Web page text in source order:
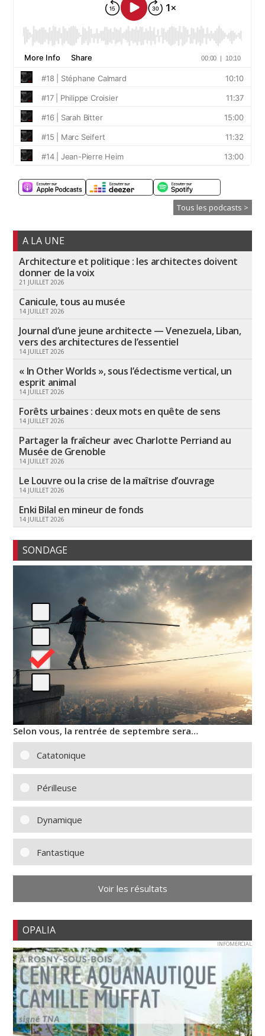
Tous les podcasts >
A LA UNE
Architecture et politique : les architectes doivent
donner de la voix
21 JUILLET 2026
Canicule, tous au musée
14 JUILLET 2026
Journal d’une jeune architecte — Venezuela, Liban,
vers des architectures de l’essentiel
14 JUILLET 2026
« In Other Worlds », sous l’éclectisme vertical, un
esprit animal
14 JUILLET 2026
Forêts urbaines : deux mots en quête de sens
14 JUILLET 2026
Partager la fraîcheur avec Charlotte Perriand au
Musée de Grenoble
14 JUILLET 2026
Le Louvre ou la crise de la maîtrise d’ouvrage
14 JUILLET 2026
Enki Bilal en mineur de fonds
14 JUILLET 2026
SONDAGE
Selon vous, la rentrée de septembre sera…
Catatonique
Périlleuse
Dynamique
Fantastique
Voir les résultats
OPALIA
INFOMERCIAL